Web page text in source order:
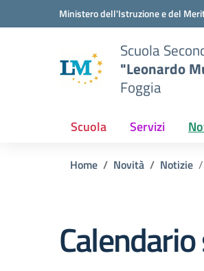
Vai ai contenuti
Vai al menu di navigazioneMinistero dell'Istruzione e del
Scuola
"Leonardo
Foggia
Scuola Servizi
Home Novità Notizie